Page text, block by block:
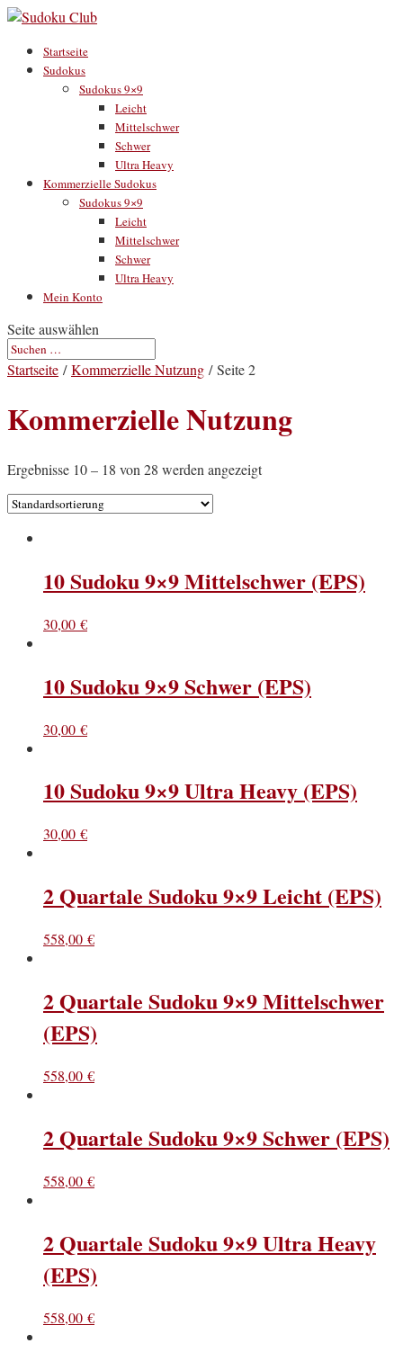
Startseite
Sudokus
Sudokus 9×9
Leicht
Mittelschwer
Schwer
Ultra Heavy
Kommerzielle Sudokus
Sudokus 9×9
Leicht
Mittelschwer
Schwer
Ultra Heavy
Mein Konto
Seite auswählen
Startseite /Kommerzielle Nutzung / Seite 2
Kommerzielle Nutzung
Ergebnisse 10 – 18 von 28 werden angezeigt
10 Sudoku 9×9 Mittelschwer (EPS)
30,00 €
10 Sudoku 9×9 Schwer (EPS)
30,00 €
10 Sudoku 9×9 Ultra Heavy (EPS)
30,00 €
2 Quartale Sudoku 9×9 Leicht (EPS)
558,00 €
2 Quartale Sudoku 9×9 Mittelschwer
(EPS)
558,00 €
2 Quartale Sudoku 9×9 Schwer (EPS)
558,00 €
2 Quartale Sudoku 9×9 Ultra Heavy
(EPS)
558,00 €